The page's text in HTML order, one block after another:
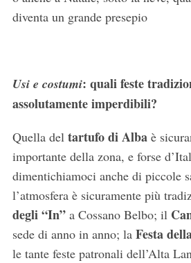
diventa un grande presepio
Usi e costumi: quali feste
assolutamente imperdibili?
Quella del tartufo di Albaè
importante della zona, e forse
dimentichiamoci anche di piccole
l’atmosfera è sicuramente più
degli “In”a Cossano Belbo; il
sede di anno in anno; la Festa
le tante feste patronali dell’Alta